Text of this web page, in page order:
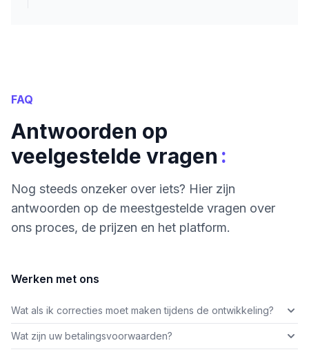
FAQ
Antwoorden op
veelgestelde vragen :
Nog steeds onzeker over iets? Hier zijn
antwoorden op de meestgestelde vragen over
ons proces, de prijzen en het platform.
Werken met ons
Wat als ik correcties moet maken tijdens de ontwikkeling?
Wat zijn uw betalingsvoorwaarden?